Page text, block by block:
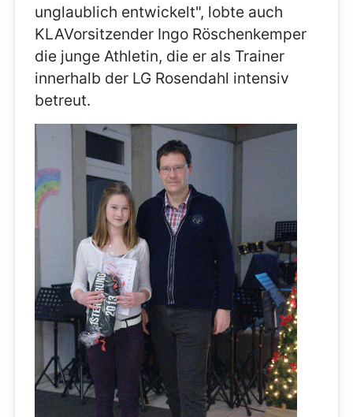
unglaublich entwickelt", lobte auch
KLAVorsitzender Ingo Röschenkemper
die junge Athletin, die er als Trainer
innerhalb der LG Rosendahl intensiv
betreut.